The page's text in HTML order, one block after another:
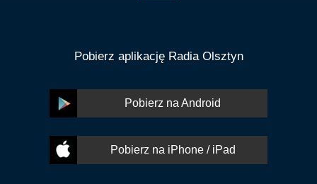
Pobierz aplikację Radia Olsztyn
Pobierz na Android
Pobierz na iPhone / iPad